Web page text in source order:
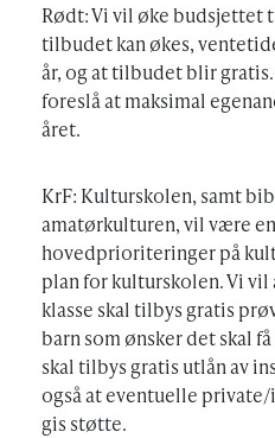
Rødt: Vi vil øke budsjettet
tilbudet kan økes,
år, og at tilbudet blir
foreslå at maksimal
året.
KrF: Kulturskolen, samt
amatørkulturen, vil være en
hovedprioriteringer på
plan for kulturskolen. Vi
klasse skal tilbys gratis
barn som ønsker det skal
skal tilbys gratis utlån av
også at eventuelle
gis støtte.